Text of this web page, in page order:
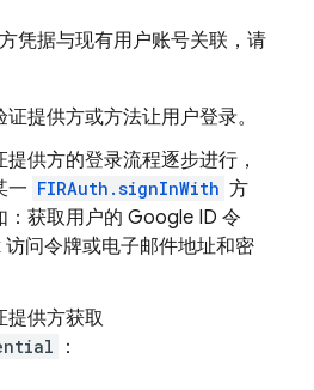
凭据与现有用户账号关联，请
提供方或方法让用户登录。
供方的登录流程逐步进行，
一 FIRAuth.signInWith 方
：获取用户的 Google ID 令
问令牌或电子邮件地址和密
提供方获取
：